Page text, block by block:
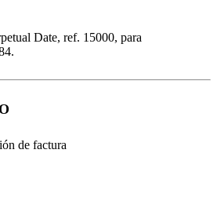
Date, ref. 15000, para
de factura